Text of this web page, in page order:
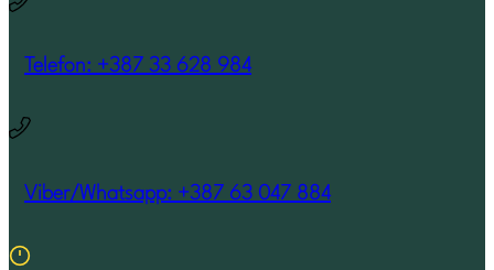
Telefon: +387 33 628 984
Viber/Whatsapp: +387 63 047 884